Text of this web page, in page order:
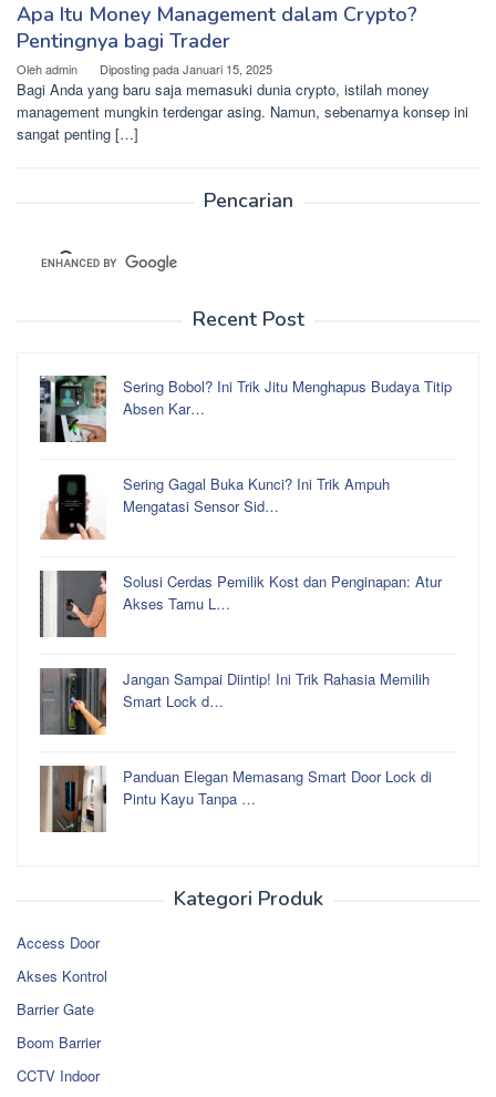
Apa Itu Money Management dalam Crypto?
Pentingnya bagi Trader
Olehadmin Diposting padaJanuari 15, 2025
Bagi Anda yang baru saja memasuki dunia crypto, istilah money
management mungkin terdengar asing. Namun, sebenarnya konsep ini
sangat penting […]
Pencarian
Recent Post
Sering Bobol? Ini Trik Jitu Menghapus Budaya Titip
Absen Kar…
Sering Gagal Buka Kunci? Ini Trik Ampuh
Mengatasi Sensor Sid…
Solusi Cerdas Pemilik Kost dan Penginapan: Atur
Akses Tamu L…
Jangan Sampai Diintip! Ini Trik Rahasia Memilih
Smart Lock d…
Panduan Elegan Memasang Smart Door Lock di
Pintu Kayu Tanpa …
Kategori Produk
Access Door
Akses Kontrol
Barrier Gate
Boom Barrier
CCTV Indoor